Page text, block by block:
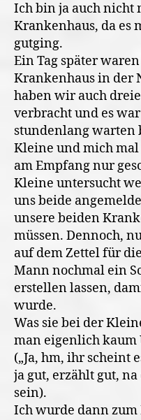
Ich bin ja auch nicht
Krankenhaus, da es
gutging.
Ein Tag später
Krankenhaus in der
haben wir auch
verbracht und es
stundenlang warten
Kleine und mich mal
am Empfang nur
Kleine untersucht
uns beide
unsere beiden
müssen. Dennoch,
auf dem Zettel für
Mann nochmal ein
erstellen lassen,
wurde.
Was sie bei der
man eigenlich
(„Ja, hm, ihr scheint
ja gut, erzählt gut,
sein).
Ich wurde dann zum